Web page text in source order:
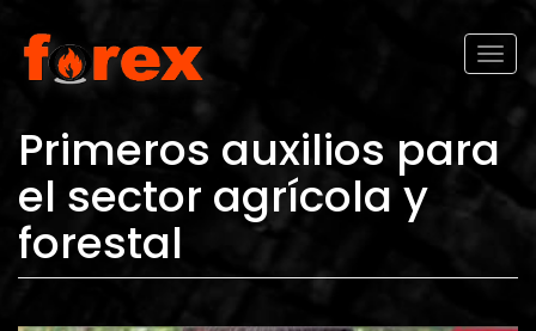
Primeros auxilios para
el sector agrícola y
forestal